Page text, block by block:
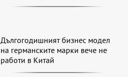
Дългогодишният бизнес модел
на германските марки вече не
работи в Китай